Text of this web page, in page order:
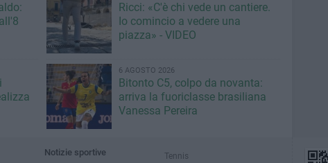
Ricci: «C'è chi vede un cantiere.
Io comincio a vedere una
piazza» - VIDEO
6 AGOSTO 2026
Bitonto C5, colpo da novanta:
arriva la fuoriclasse brasiliana
Vanessa Pereira
Notizie sportive Tennis